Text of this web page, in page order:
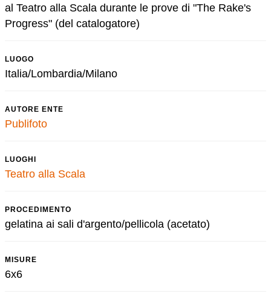
al Teatro alla Scala durante le prove di "The Rake's
Progress" (del catalogatore)
LUOGO
Italia/Lombardia/Milano
AUTORE ENTE
Publifoto
LUOGHI
Teatro alla Scala
PROCEDIMENTO
gelatina ai sali d'argento/pellicola (acetato)
MISURE
6x6